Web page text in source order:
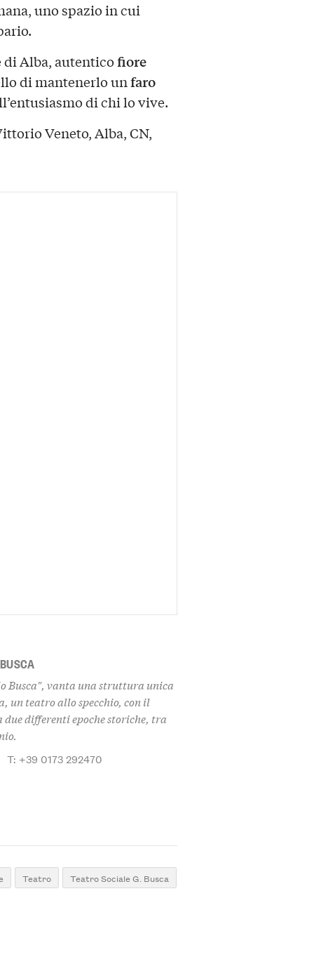
uno spazio in cui
di Alba, autenticofiore
di mantenerlo unfaro
di chi lo vive.
Veneto, Alba, CN,
Busca", vanta una struttura unica
un teatro allo specchio, con il
due differenti epoche storiche, tra
T: +39 0173 292470
Teatro Teatro Sociale G. Busca